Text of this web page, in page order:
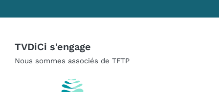
TVDiCi s'engage
Nous sommes associés de TFTP